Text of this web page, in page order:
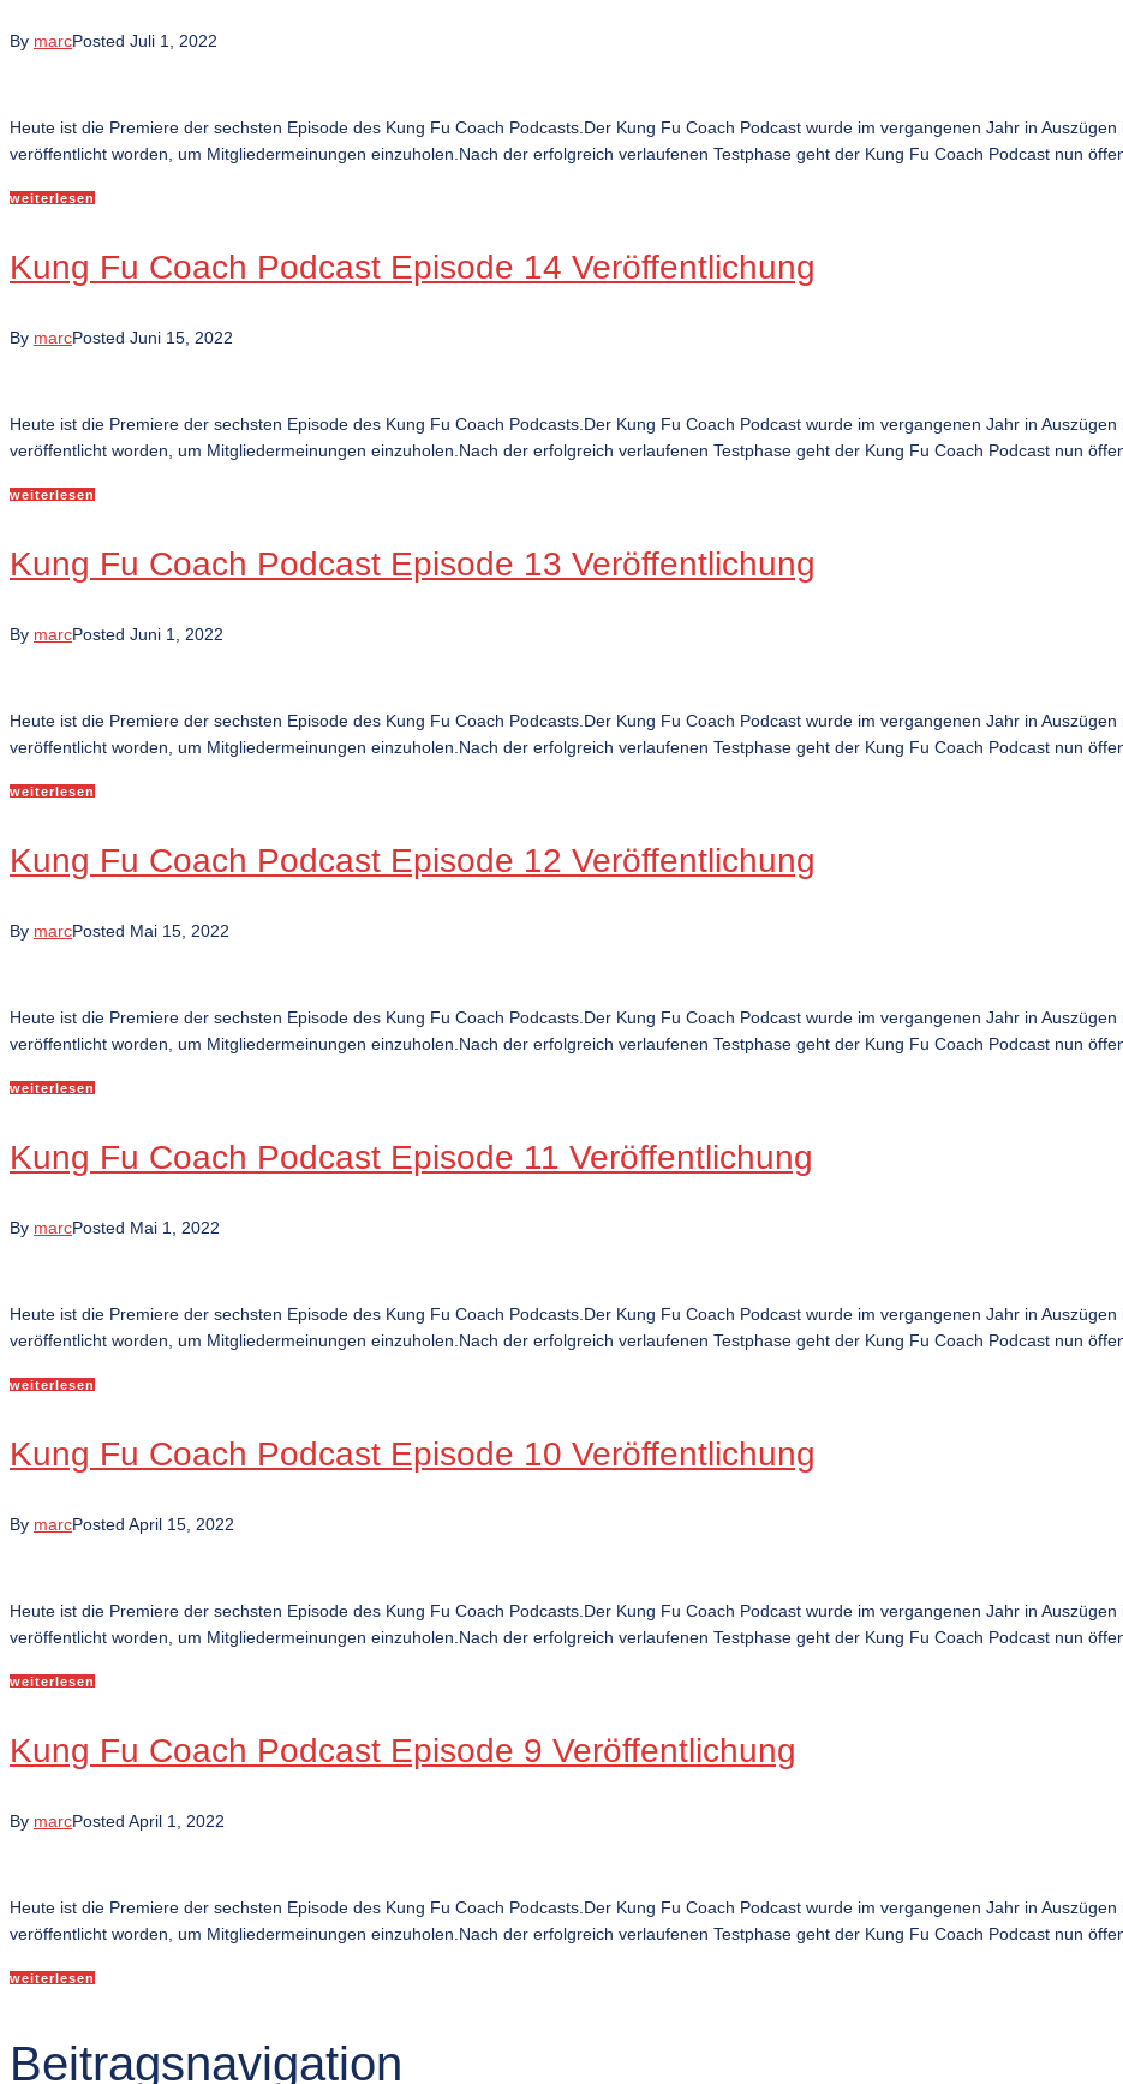
By marcPosted Juli 1, 2022
Heute ist die Premiere der sechsten Episode des Kung Fu Coach Podcasts.Der Kung Fu Coach Podcast wurde im vergangenen Jahr in
veröffentlicht worden, um Mitgliedermeinungen einzuholen.Nach der erfolgreich verlaufenen Testphase geht der Kung Fu Coach Podcast nun
weiterlesen
Kung Fu Coach Podcast Episode 14 Veröffentlichung
By marcPosted Juni 15, 2022
Heute ist die Premiere der sechsten Episode des Kung Fu Coach Podcasts.Der Kung Fu Coach Podcast wurde im vergangenen Jahr in
veröffentlicht worden, um Mitgliedermeinungen einzuholen.Nach der erfolgreich verlaufenen Testphase geht der Kung Fu Coach Podcast nun
weiterlesen
Kung Fu Coach Podcast Episode 13 Veröffentlichung
By marcPosted Juni 1, 2022
Heute ist die Premiere der sechsten Episode des Kung Fu Coach Podcasts.Der Kung Fu Coach Podcast wurde im vergangenen Jahr in
veröffentlicht worden, um Mitgliedermeinungen einzuholen.Nach der erfolgreich verlaufenen Testphase geht der Kung Fu Coach Podcast nun
weiterlesen
Kung Fu Coach Podcast Episode 12 Veröffentlichung
By marcPosted Mai 15, 2022
Heute ist die Premiere der sechsten Episode des Kung Fu Coach Podcasts.Der Kung Fu Coach Podcast wurde im vergangenen Jahr in
veröffentlicht worden, um Mitgliedermeinungen einzuholen.Nach der erfolgreich verlaufenen Testphase geht der Kung Fu Coach Podcast nun
weiterlesen
Kung Fu Coach Podcast Episode 11 Veröffentlichung
By marcPosted Mai 1, 2022
Heute ist die Premiere der sechsten Episode des Kung Fu Coach Podcasts.Der Kung Fu Coach Podcast wurde im vergangenen Jahr in
veröffentlicht worden, um Mitgliedermeinungen einzuholen.Nach der erfolgreich verlaufenen Testphase geht der Kung Fu Coach Podcast nun
weiterlesen
Kung Fu Coach Podcast Episode 10 Veröffentlichung
By marcPosted April 15, 2022
Heute ist die Premiere der sechsten Episode des Kung Fu Coach Podcasts.Der Kung Fu Coach Podcast wurde im vergangenen Jahr in
veröffentlicht worden, um Mitgliedermeinungen einzuholen.Nach der erfolgreich verlaufenen Testphase geht der Kung Fu Coach Podcast nun
weiterlesen
Kung Fu Coach Podcast Episode 9 Veröffentlichung
By marcPosted April 1, 2022
Heute ist die Premiere der sechsten Episode des Kung Fu Coach Podcasts.Der Kung Fu Coach Podcast wurde im vergangenen Jahr in
veröffentlicht worden, um Mitgliedermeinungen einzuholen.Nach der erfolgreich verlaufenen Testphase geht der Kung Fu Coach Podcast nun
weiterlesen
Beitragsnavigation